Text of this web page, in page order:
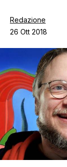
Chi siamo
Contatti
Redazione
26 Ott 2018